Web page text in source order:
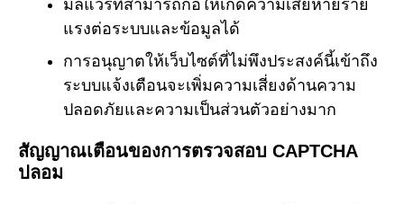
มัลแวร์ที่สามารถก่อให้เกิดความเสียหายร้าย
แรงต่อระบบและข้อมูลได้
การอนุญาตให้เว็บไซต์ที่ไม่พึงประสงค์นี้เข้าถึง
ระบบแจ้งเตือนจะเพิ่มความเสี่ยงด้านความ
ปลอดภัยและความเป็นส่วนตัวอย่างมาก
สัญญาณเตือนของการตรวจสอบ CAPTCHA
ปลอม